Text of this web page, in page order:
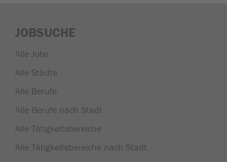
JOBSUCHE
Alle Jobs
Alle Städte
Alle Berufe
Alle Berufe nach Stadt
Alle Tätigkeitsbereiche
Alle Tätigkeitsbereiche nach Stadt